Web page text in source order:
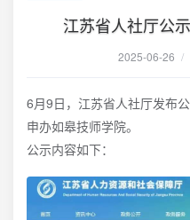
江苏省人社厅公
2025-06-26 /
6月9日，江苏省人社厅发布
申办如皋技师学院。
公示内容如下：